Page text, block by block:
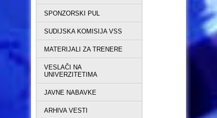
SPONZORSKI PUL
SUDIJSKA KOMISIJA VSS
MATERIJALI ZA TRENERE
VESLAČI NA
UNIVERZITETIMA
JAVNE NABAVKE
ARHIVA VESTI